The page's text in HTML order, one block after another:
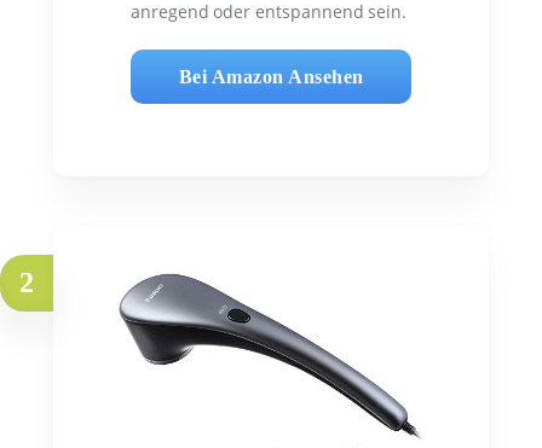
anregend oder entspannend sein.
Bei Amazon Ansehen
2